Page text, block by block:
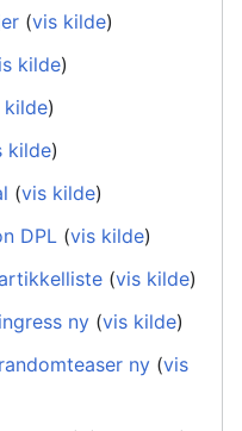
(vis kilde)
kilde)
kilde)
kilde)
(vis kilde)
DPL (vis kilde)
(vis kilde)
ny (vis kilde)
ny (vis